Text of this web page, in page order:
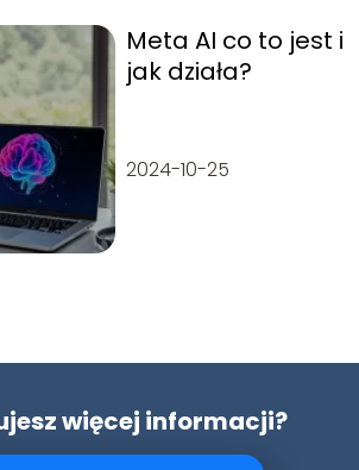
Meta AI co to jest i
jak działa?
2024-10-25
więcej informacji?